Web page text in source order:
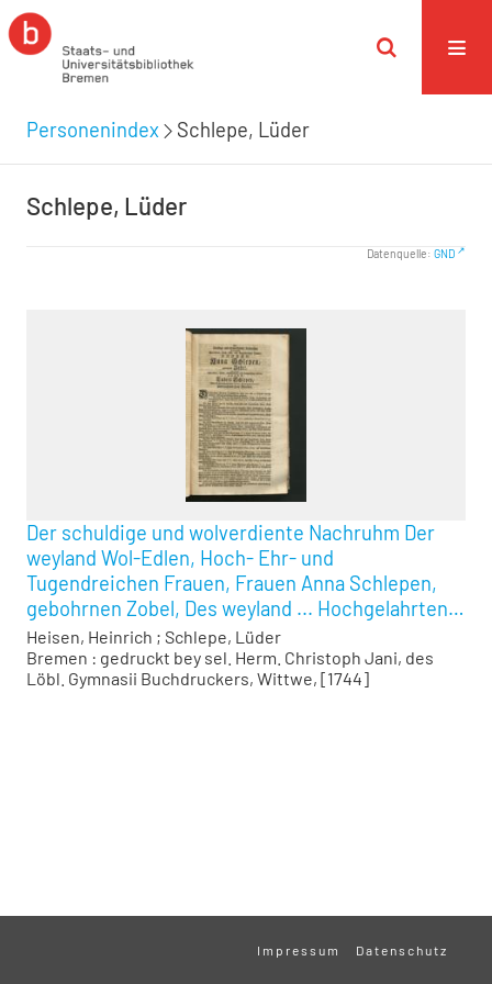
Personenindex Schlepe, Lüder
Schlepe, Lüder
Datenquelle: GND
Der schuldige und wolverdiente Nachruhm Der
weyland Wol-Edlen, Hoch- Ehr- und
Tugendreichen Frauen, Frauen Anna Schlepen,
gebohrnen Zobel, Des weyland ... Hochgelahrten
HErrn, Herrn Luderi Schlepen, Beyder
Rechtenwwolgewürdigten Doctoris, und
fürnehmen Advocati, hinterlassenen Frau
Heisen, Heinrich ; Schlepe, Lüder
Bremen : gedruckt bey sel. Herm. Christoph Jani, des
Löbl. Gymnasii Buchdruckers, Wittwe, [1744]
Impressum Datenschutz